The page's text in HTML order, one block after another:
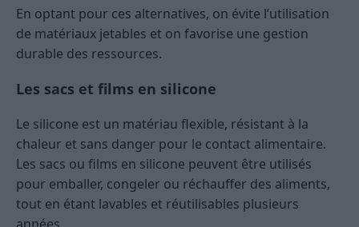
En optant pour ces alternatives, on évite l’utilisation
de matériaux jetables et on favorise une gestion
durable des ressources.
Les sacs et films en silicone
Le silicone est un matériau flexible, résistant à la
chaleur et sans danger pour le contact alimentaire.
Les sacs ou films en silicone peuvent être utilisés
pour emballer, congeler ou réchauffer des aliments,
tout en étant lavables et réutilisables plusieurs